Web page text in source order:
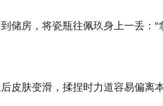
房，将瓷瓶往佩玖身上一丢：“
肤变滑，揉捏时力道容易偏离